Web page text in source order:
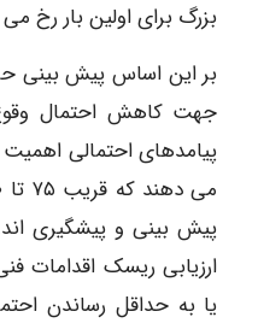
بزرگ برای اولین بار رخ
بر این اساس پیش
جهت کاهش احتمال
پیامدهای احتمالی
پیش بینی و پیشگیری
ارزیابی ریسک اقدامات
یا به حداقل رساندن